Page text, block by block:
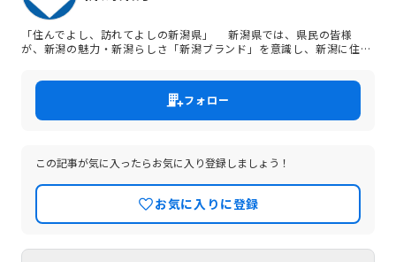
「住んでよし、訪れてよしの新潟県」 新潟県では、県民の皆様
が、新潟の魅力・新潟らしさ「新潟ブランド」を意識し、新潟に住ん
潟県を目指し、様々な政策の推進に取り組んでいます。
フォロー
この記事が気に入ったらお気に入り登録しましょう！
お気に入りに登録